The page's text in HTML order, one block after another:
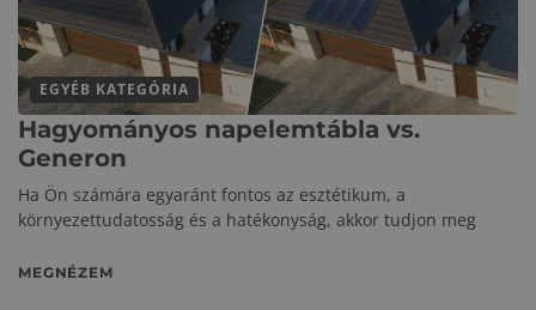
EGYÉB KATEGÓRIA
Hagyományos napelemtábla vs.
Generon
Ha Ön számára egyaránt fontos az esztétikum, a
környezettudatosság és a hatékonyság, akkor tudjon meg
MEGNÉZEM